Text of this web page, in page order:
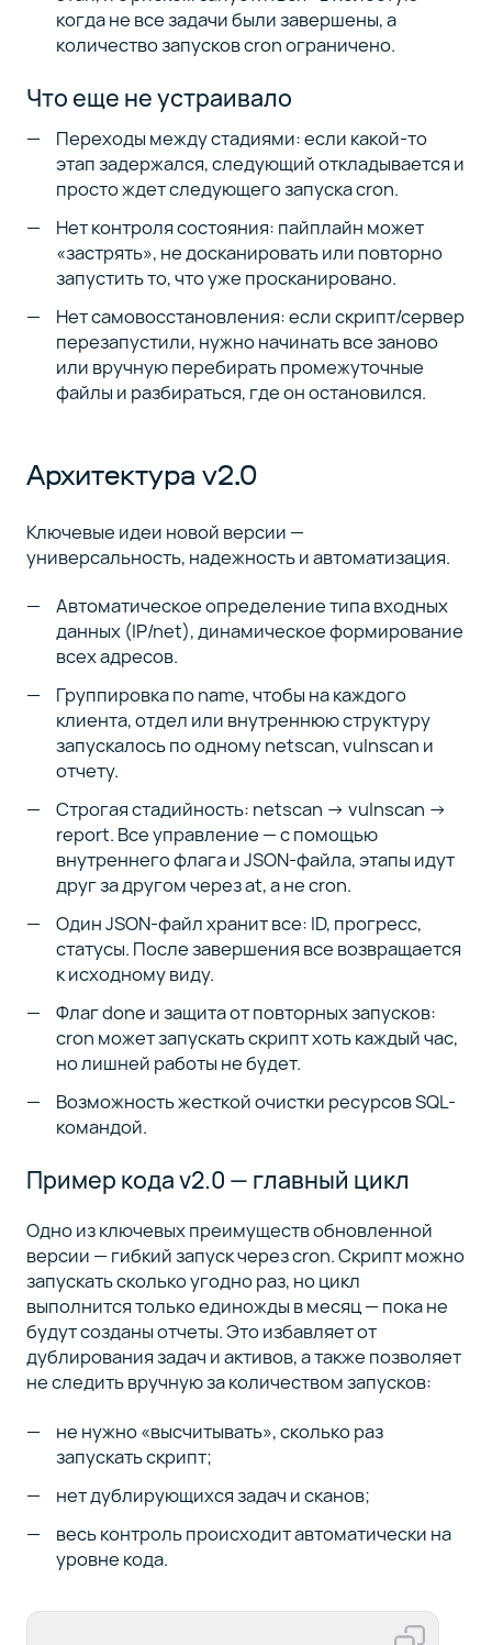
когда не все задачи были завершены, а
количество запусков cron ограничено.
Что еще не устраивало
Переходы между стадиями: если какой-то
этап задержался, следующий откладывается и
просто ждет следующего запуска cron.
Нет контроля состояния: пайплайн может
«застрять», не досканировать или повторно
запустить то, что уже просканировано.
Нет самовосстановления: если скрипт/сервер
перезапустили, нужно начинать все заново
или вручную перебирать промежуточные
файлы и разбираться, где он остановился.
Архитектура v2.0
Ключевые идеи новой версии —
универсальность, надежность и автоматизация.
Автоматическое определение типа входных
данных (IP/net), динамическое формирование
всех адресов.
Группировка по name, чтобы на каждого
клиента, отдел или внутреннюю структуру
запускалось по одному netscan, vulnscan и
отчету.
Строгая стадийность: netscan → vulnscan →
report. Все управление — с помощью
внутреннего флага и JSON-файла, этапы идут
друг за другом через at, а не cron.
Один JSON-файл хранит все: ID, прогресс,
статусы. После завершения все возвращается
к исходному виду.
Флаг done и защита от повторных запусков:
cron может запускать скрипт хоть каждый час,
но лишней работы не будет.
Возможность жесткой очистки ресурсов SQL-
командой.
Пример кода v2.0 — главный цикл
Одно из ключевых преимуществ обновленной
версии — гибкий запуск через cron. Скрипт можно
запускать сколько угодно раз, но цикл
выполнится только единожды в месяц — пока не
будут созданы отчеты. Это избавляет от
дублирования задач и активов, а также позволяет
не следить вручную за количеством запусков:
не нужно «высчитывать», сколько раз
запускать скрипт;
нет дублирующихся задач и сканов;
весь контроль происходит автоматически на
уровне кода.